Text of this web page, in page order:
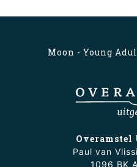
Moon - Young
Overamstel
Paul van
1096 BK